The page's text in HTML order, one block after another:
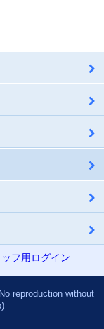
ッフ用ログイン
reproduction without